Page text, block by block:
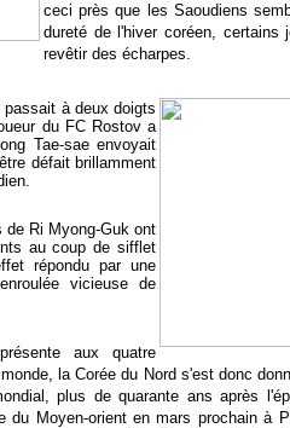
ceci près que les Saoudiens
dureté de l'hiver coréen, certains
revêtir des écharpes.
passait à deux doigts
du FC Rostov a
Tae-sae envoyait
défait brillamment
Ri Myong-Guk ont
au coup de sifflet
répondu par une
vicieuse de
aux quatre
la Corée du Nord s'est donc
plus de quarante ans après
du Moyen-orient en mars prochain à